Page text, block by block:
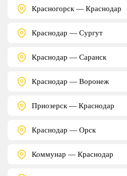
Красногорск — Краснодар
Краснодар — Сургут
Краснодар — Саранск
Краснодар — Воронеж
Приозерск — Краснодар
Краснодар — Орск
Коммунар — Краснодар